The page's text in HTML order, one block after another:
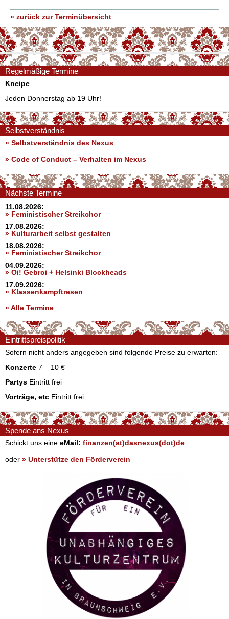
» zurück zur Terminübersicht
Regelmäßige Termine
Kneipe
Jeden Donnerstag ab 19 Uhr!
Selbstverständnis
» Selbstverständnis des Nexus
» Code of Conduct – Verhalten im Nexus
Nächste Termine
11.08.2026:
» Feministischer Streikchor
17.08.2026:
» Kulturarbeit selbst gestalten
18.08.2026:
» Feministischer Streikchor
04.09.2026:
» Oi! Gebroi + Helsinki Blockheads
17.09.2026:
» Klassenkampftresen
» Alle Termine
Eintrittspreispolitik
Sofern nicht anders angegeben sind folgende Preise zu erwarten:
Konzerte 7 – 10 €
Partys Eintritt frei
Vorträge, etc Eintritt frei
Spende ans Nexus
Schickt uns eine eMail: finanzen(at)dasnexus(dot)de
oder » Unterstütze den Förderverein